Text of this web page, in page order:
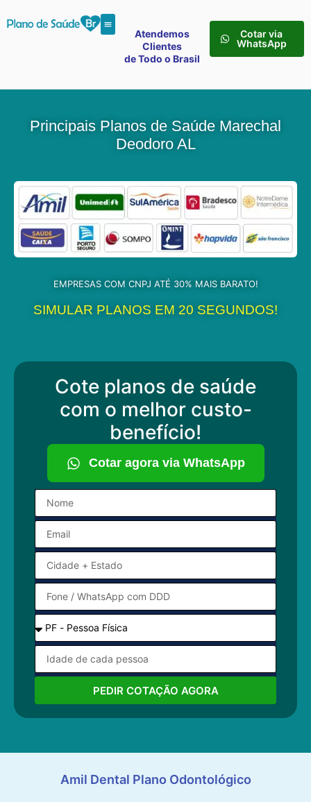
Atendemos
Clientes
de Todo o Brasil
Cotar via
WhatsApp
Principais Planos de Saúde Marechal
Deodoro AL
EMPRESAS COM CNPJ ATÉ 30% MAIS BARATO!
SIMULAR PLANOS EM 20 SEGUNDOS!
Cote planos de saúde
com o melhor custo-
benefício!
Cotar agora via WhatsApp
PEDIR COTAÇÃO AGORA
Amil Dental Plano Odontológico